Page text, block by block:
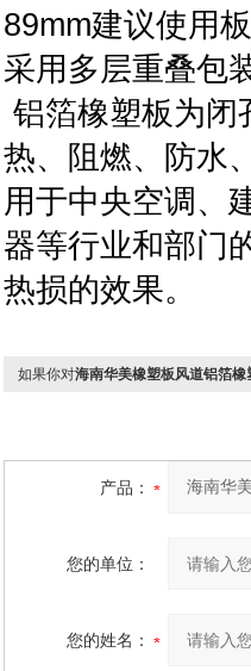
89mm建议使用
采用多层重叠包
铝箔橡塑板为闭
热、阻燃、防水
用于中央空调、
器等行业和部门
热损的效果。
如果你对海南华美橡塑板风道铝箔
产品：
您的单位：
您的姓名：